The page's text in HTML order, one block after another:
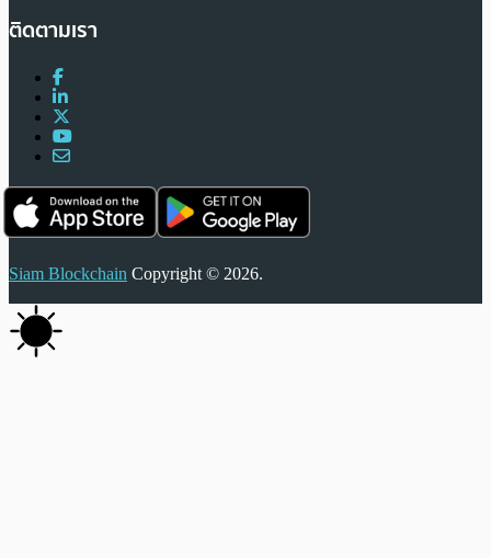
ติดตามเรา
Siam Blockchain Copyright © 2026.